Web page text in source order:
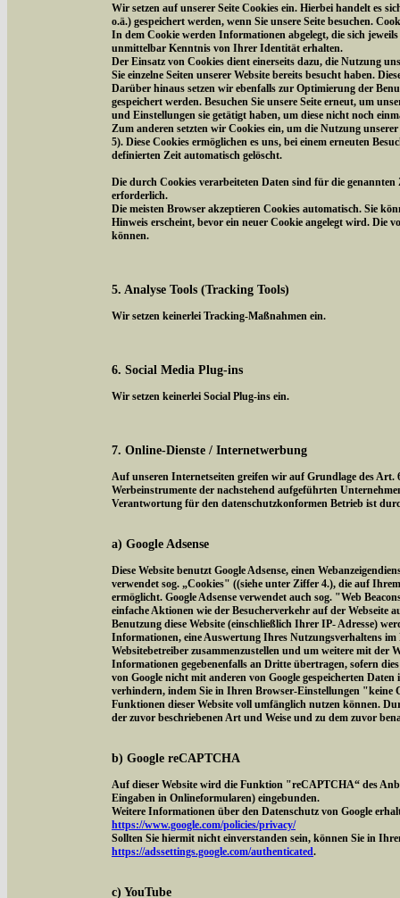
Wir setzen auf unserer Seite Cookies ein. Hierbei handelt es
o.ä.) gespeichert werden, wenn Sie unsere Seite besuchen.
In dem Cookie werden Informationen abgelegt, die sich
unmittelbar Kenntnis von Ihrer Identität erhalten.
Der Einsatz von Cookies dient einerseits dazu, die Nutzung
Sie einzelne Seiten unserer Website bereits besucht haben.
Darüber hinaus setzen wir ebenfalls zur Optimierung der
gespeichert werden. Besuchen Sie unsere Seite erneut, um
und Einstellungen sie getätigt haben, um diese nicht noch
Zum anderen setzten wir Cookies ein, um die Nutzung
5). Diese Cookies ermöglichen es uns, bei einem erneuten
definierten Zeit automatisch gelöscht.
Die durch Cookies verarbeiteten Daten sind für die
erforderlich.
Die meisten Browser akzeptieren Cookies automatisch. Sie
Hinweis erscheint, bevor ein neuer Cookie angelegt wird. Die
können.
5. Analyse Tools (Tracking Tools)
Wir setzen keinerlei Tracking-Maßnahmen ein.
6. Social Media Plug-ins
Wir setzen keinerlei Social Plug-ins ein.
7. Online-Dienste / Internetwerbung
Auf unseren Internetseiten greifen wir auf Grundlage des
Werbeinstrumente der nachstehend aufgeführten
Verantwortung für den datenschutzkonformen Betrieb ist
a) Google Adsense
Diese Website benutzt Google Adsense, einen
verwendet sog. „Cookies" ((siehe unter Ziffer 4.), die auf
ermöglicht. Google Adsense verwendet auch sog. "Web
einfache Aktionen wie der Besucherverkehr auf der Webseite
Benutzung diese Website (einschließlich Ihrer IP- Adresse)
Informationen, eine Auswertung Ihres Nutzungsverhaltens
Websitebetreiber zusammenzustellen und um weitere mit
Informationen gegebenenfalls an Dritte übertragen, sofern
von Google nicht mit anderen von Google gespeicherten
verhindern, indem Sie in Ihren Browser-Einstellungen "keine
Funktionen dieser Website voll umfänglich nutzen können.
der zuvor beschriebenen Art und Weise und zu dem zuvor
b) Google reCAPTCHA
Auf dieser Website wird die Funktion "reCAPTCHA“ des
Eingaben in Onlineformularen) eingebunden.
Weitere Informationen über den Datenschutz von Google
https://www.google.com/policies/privacy/
Sollten Sie hiermit nicht einverstanden sein, können Sie in
https://adssettings.google.com/authenticated.
c) YouTube